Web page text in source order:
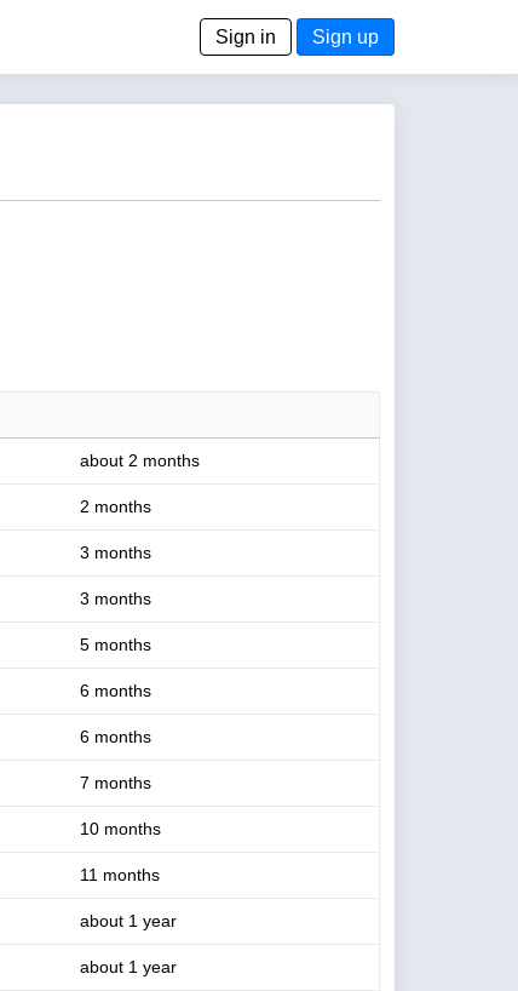
Sign in Sign up
about 2 months
2 months
3 months
3 months
5 months
6 months
6 months
7 months
10 months
11 months
about 1 year
about 1 year